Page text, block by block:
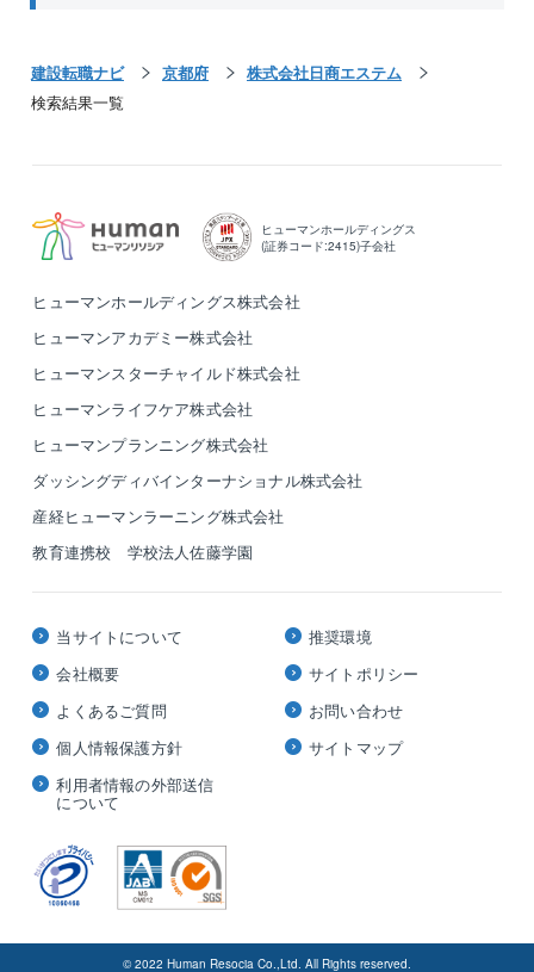
建設転職ナビ 京都府
株式会社日商エステム
検索結果一覧
ヒューマンホールディングス
(証券コード:2415)子会社
ヒューマンホールディングス株式会社
ヒューマンアカデミー株式会社
ヒューマンスターチャイルド株式会社
ヒューマンライフケア株式会社
ヒューマンプランニング株式会社
ダッシングディバインターナショナル株式会社
産経ヒューマンラーニング株式会社
教育連携校 学校法人佐藤学園
当サイトについて
会社概要
よくあるご質問
個人情報保護方針
利用者情報の外部送信
について
推奨環境
サイトポリシー
お問い合わせ
サイトマップ
© 2022 Human Resocia Co.,Ltd. All Rights reserved.